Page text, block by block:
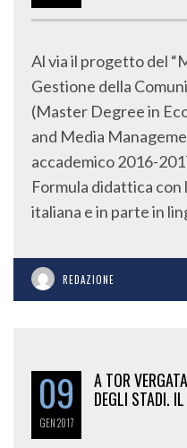
Al via il progetto del
Gestione della
(Master Degree in
and Media
accademico 2016-
Formula didattica con
italiana e in parte in
REDAZIONE
09
GEN2017
A TOR
DEGLI STADI.